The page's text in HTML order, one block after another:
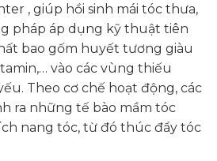
, giúp hồi sinh mái tóc thưa,
pháp áp dụng kỹ thuật tiên
bao gốm huyết tương giàu
vào các vùng thiếu
Theo cơ chế hoạt động, các
ra những tế bào mầm tóc
nang tóc, từ đó thúc đẩy tóc